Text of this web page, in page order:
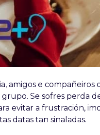
amigos e
Se sofres perda
evitar a frustración,
datas tan sinaladas.